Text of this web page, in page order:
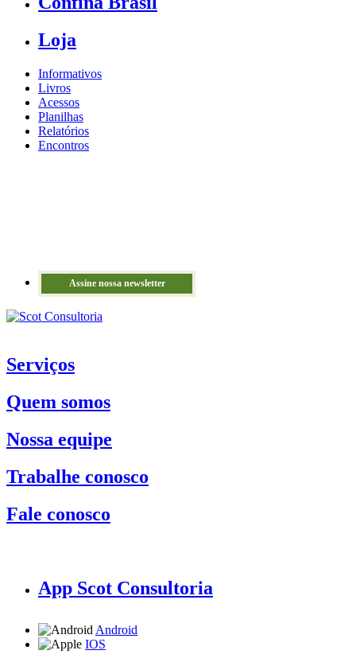
Loja
Informativos
Livros
Acessos
Planilhas
Relatórios
Encontros
Assine nossa newsletter
Serviços
Quem somos
Nossa equipe
Trabalhe conosco
Fale conosco
App Scot Consultoria
Android
IOS